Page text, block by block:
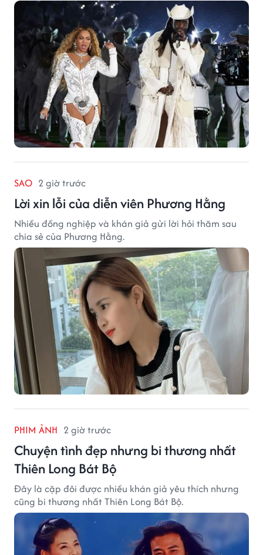
SAO 2 giờ trước
Lời xin lỗi của diễn viên Phương Hằng
Nhiều đồng nghiệp và khán giả gửi lời hỏi thăm sau
chia sẻ của Phương Hằng.
PHIM ẢNH 2 giờ trước
Chuyện tình đẹp nhưng bi thương nhất
Thiên Long Bát Bộ
Đây là cặp đôi được nhiều khán giả yêu thích nhưng
cũng bi thương nhất Thiên Long Bát Bộ.